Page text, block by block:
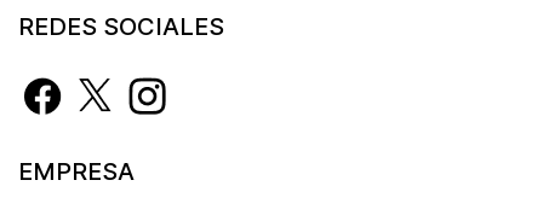
REDES SOCIALES
EMPRESA